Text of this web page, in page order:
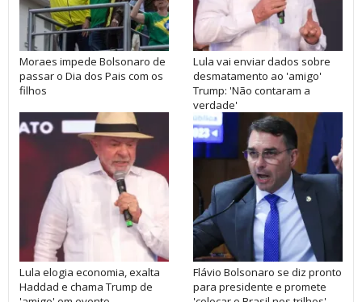
Moraes impede Bolsonaro de
passar o Dia dos Pais com os
filhos
Lula vai enviar dados sobre
desmatamento ao 'amigo'
Trump: 'Não contaram a
verdade'
Lula elogia economia, exalta
Haddad e chama Trump de
Flávio Bolsonaro se diz pronto
para presidente e promete